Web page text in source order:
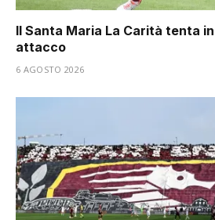
Il Santa Maria La Carità tenta
attacco
6 AGOSTO 2026